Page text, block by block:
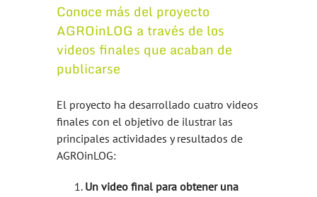
Conoce más del proyecto
AGROinLOG a través de los
videos finales que acaban de
publicarse
El proyecto ha desarrollado cuatro videos
finales con el objetivo de ilustrar las
principales actividades y resultados de
AGROinLOG:
Un video final para obtener una